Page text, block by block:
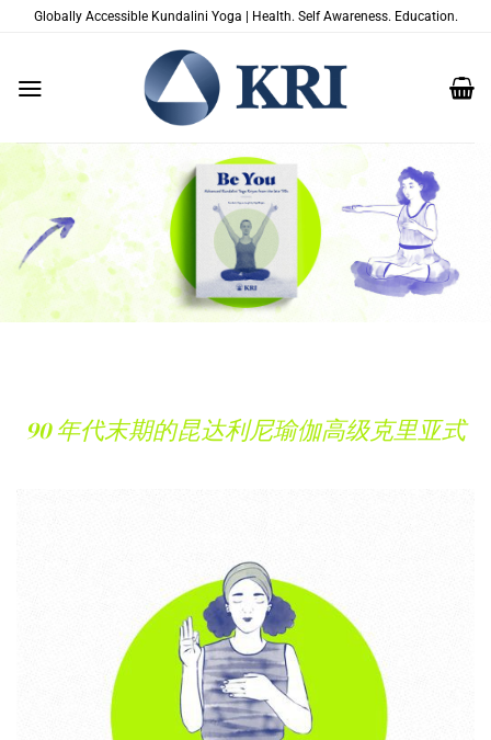
Globally Accessible Kundalini Yoga | Health. Self Awareness. Education.
90 年代末期的昆达利尼瑜伽高级克里亚式